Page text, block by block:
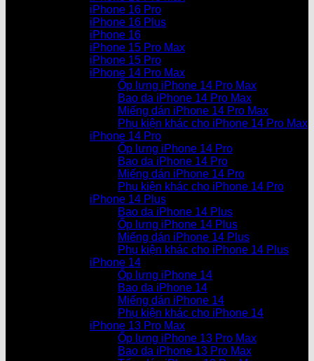
iPhone 16 Pro
iPhone 16 Plus
iPhone 16
iPhone 15 Pro Max
iPhone 15 Pro
iPhone 14 Pro Max
Ốp lưng iPhone 14 Pro Max
Bao da iPhone 14 Pro Max
Miếng dán iPhone 14 Pro Max
Phụ kiện khác cho iPhone 14 Pro Max
iPhone 14 Pro
Ốp lưng iPhone 14 Pro
Bao da iPhone 14 Pro
Miếng dán iPhone 14 Pro
Phụ kiện khác cho iPhone 14 Pro
iPhone 14 Plus
Bao da iPhone 14 Plus
Ốp lưng iPhone 14 Plus
Miếng dán iPhone 14 Plus
Phụ kiện khác cho iPhone 14 Plus
iPhone 14
Ốp lưng iPhone 14
Bao da iPhone 14
Miếng dán iPhone 14
Phụ kiện khác cho iPhone 14
iPhone 13 Pro Max
Ốp lưng iPhone 13 Pro Max
Bao da iPhone 13 Pro Max